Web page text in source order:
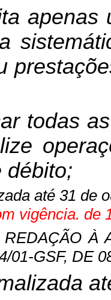
apenas
todas
débito;
até 31 de
vigência. de
REDAÇÃO À
01-GSF, DE